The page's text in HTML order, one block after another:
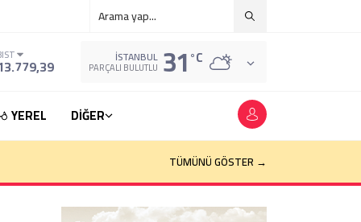
İSTANBUL
PARÇALI BULUTLU 31°C
YEREL
DİĞER
TÜMÜNÜ GÖSTER →